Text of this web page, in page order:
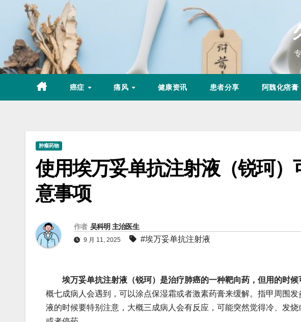
content
癌症 痛风 健康资讯 患者分享 阿魏化痞膏
肿瘤药物
使用埃万妥单抗注射液（锐珂
意事项
作者 吴科明 主治医生
9 月 11, 2025 #埃万妥单抗注射液
埃万妥单抗注射液（锐珂）是治疗肺癌的一种靶向药，但用的时候
概七成病人会遇到，可以涂点保湿霜或者激素药膏来缓解。指甲周围
液的时候要特别注意，大概三成病人会有反应，可能突然觉得冷、发